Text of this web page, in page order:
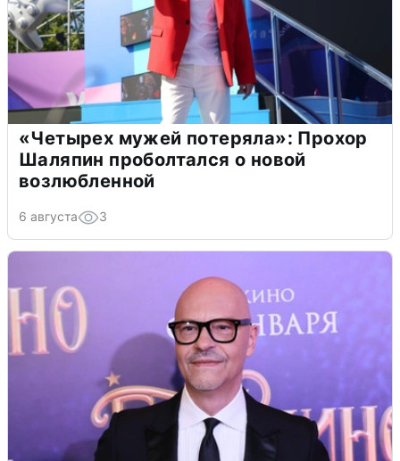
«Четырех мужей потеряла»: Прохор
Шаляпин проболтался о новой
возлюбленной
6 августа 3